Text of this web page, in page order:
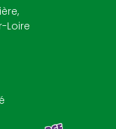
Loire